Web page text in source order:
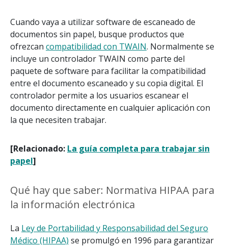
Cuando vaya a utilizar software de escaneado de
documentos sin papel, busque productos que
ofrezcan compatibilidad con TWAIN. Normalmente se
incluye un controlador TWAIN como parte del
paquete de software para facilitar la compatibilidad
entre el documento escaneado y su copia digital. El
controlador permite a los usuarios escanear el
documento directamente en cualquier aplicación con
la que necesiten trabajar.
[Relacionado: La guía completa para trabajar sin
papel]
Qué hay que saber: Normativa HIPAA para
la información electrónica
La Ley de Portabilidad y Responsabilidad del Seguro
Médico (HIPAA) se promulgó en 1996 para garantizar